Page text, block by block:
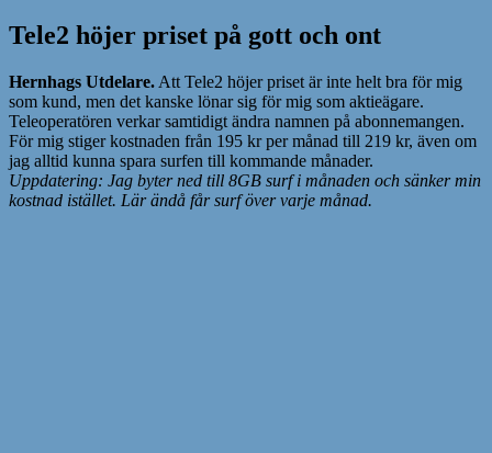
Tele2 höjer priset på gott och ont
Hernhags Utdelare. Att Tele2 höjer priset är inte helt bra för mig
som kund, men det kanske lönar sig för mig som aktieägare.
Teleoperatören verkar samtidigt ändra namnen på abonnemangen.
För mig stiger kostnaden från 195 kr per månad till 219 kr, även om
jag alltid kunna spara surfen till kommande månader.
Uppdatering: Jag byter ned till 8GB surf i månaden och sänker min
kostnad istället. Lär ändå får surf över varje månad.